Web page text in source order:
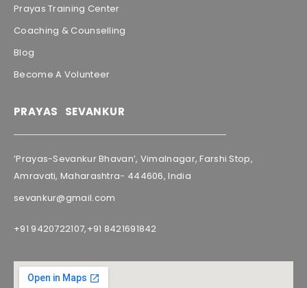
Prayas Training Center
Coaching & Counselling
Blog
Become A Volunteer
PRAYAS SEVANKUR
‘Prayas-Sevankur Bhavan’, Vimalnagar, Farshi Stop,
Amravati, Maharashtra- 444606, India
sevankur@gmail.com
+91 9420722107,+91 8421691842